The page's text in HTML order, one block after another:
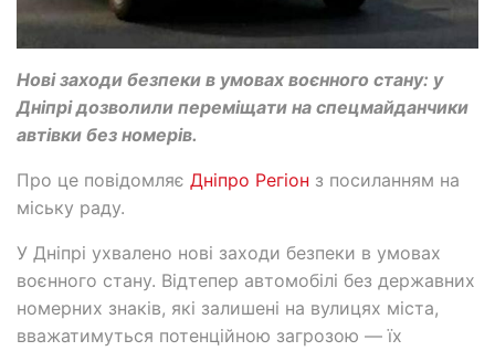
Нові заходи безпеки в умовах воєнного стану: у
Дніпрі дозволили переміщати на спецмайданчики
автівки без номерів.
Про це повідомляє Дніпро Регіон з посиланням на
міську раду.
У Дніпрі ухвалено нові заходи безпеки в умовах
воєнного стану. Відтепер автомобілі без державних
номерних знаків, які залишені на вулицях міста,
вважатимуться потенційною загрозою — їх